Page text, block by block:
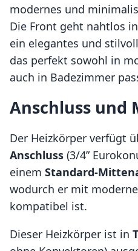
modernes und
Die Front geht nahtlos
ein elegantes und
das perfekt sowohl in
auch in Badezimmer
Anschluss und
Der Heizkörper verfügt
Anschluss (3/4”
einem Standard-
wodurch er mit
kompatibel ist.
Dieser Heizkörper ist in